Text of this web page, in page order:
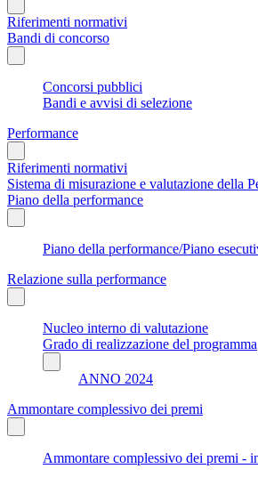
Riferimenti normativi
Bandi di concorso
Concorsi pubblici
Bandi e avvisi di selezione
Performance
Riferimenti normativi
Sistema di misurazione e valutazione della
Piano della performance
Piano della performance/Piano
Relazione sulla performance
Nucleo interno di valutazione
Grado di realizzazione del programma
ANNO 2024
Ammontare complessivo dei premi
Ammontare complessivo dei premi -